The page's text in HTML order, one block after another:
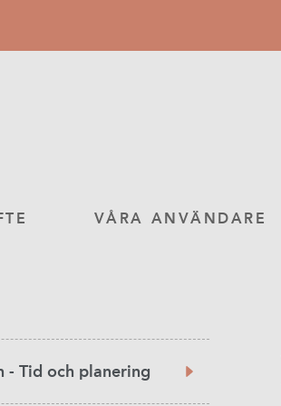
VÅRA ANVÄNDARE
- Tid och planering